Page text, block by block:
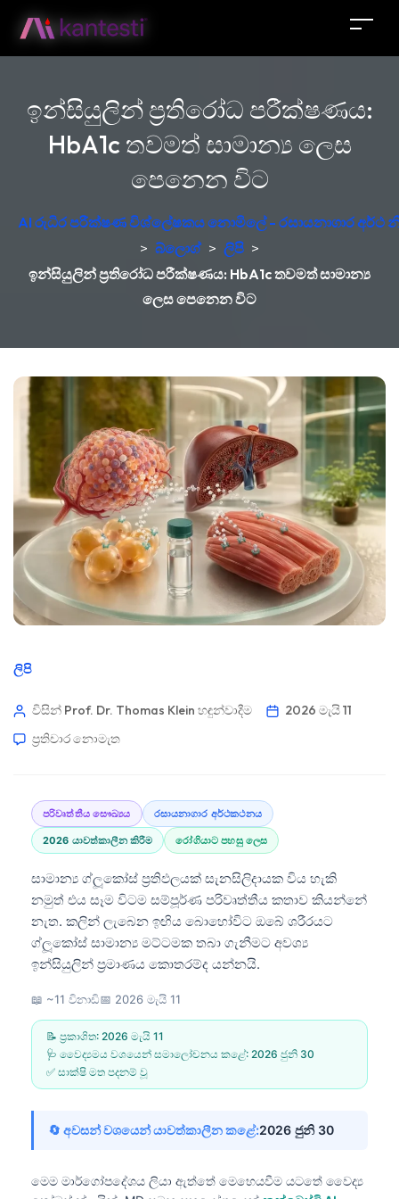
ඉන්සියුලින් ප්‍රතිරෝධ පරීක්ෂණය:
HbA1c තවමත් සාමාන්‍ය ලෙස
පෙනෙන විට
AI රුධිර පරීක්ෂණ විශ්ලේෂකය නොමිලේ - රසායනාගාර අර්ථ
> බ්ලොග් > ලිපි >
ඉන්සියුලින් ප්‍රතිරෝධ පරීක්ෂණය: HbA1c තවමත් සාමාන්‍ය
ලෙස පෙනෙන විට
ලිපි
විසින් Prof. Dr. Thomas Klein හඳුන්වාදීම
2026 මැයි 11
ප්‍රතිචාර නොමැත
පරිවෘත්තීය සෞඛ්‍යය රසායනාගාර අර්ථකථනය
2026 යාවත්කාලීන කිරීම රෝගියාට පහසු ලෙස
සාමාන්‍ය ග්ලූකෝස් ප්‍රතිඵලයක් සැනසිලිදායක විය හැකි
නමුත් එය සෑම විටම සම්පූර්ණ පරිවෘත්තීය කතාව කියන්නේ
නැත. කලින් ලැබෙන ඉඟිය බොහෝවිට ඔබේ ශරීරයට
ග්ලූකෝස් සාමාන්‍ය මට්ටමක තබා ගැනීමට අවශ්‍ය
ඉන්සියුලින් ප්‍රමාණය කොතරම්ද යන්නයි.
📖 ~11 විනාඩි📅 2026 මැයි 11
📝 ප්‍රකාශිත: 2026 මැයි 11
🩺 වෛද්‍යමය වශයෙන් සමාලෝචනය කළේ: 2026 ජුනි 30
✅ සාක්ෂි මත පදනම් වූ
🔄 අවසන් වශයෙන් යාවත්කාලීන කළේ:2026 ජුනි 30
මෙම මාර්ගෝපදේශය ලියා ඇත්තේ මෙහෙයවීම යටතේ වෛද්‍ය